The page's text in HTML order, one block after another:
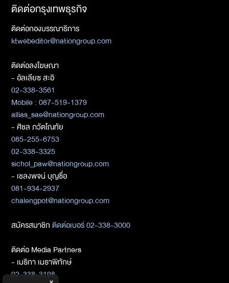
ติดต่อกรุงเทพธุรกิจ
ติดต่อกองบรรณาธิการ
ktwebeditor@nationgroup.com
ติดต่อลงโฆษณา
- อัลเลียซ สะอิ
02-338-3561
Mobile : 087-519-1379
allias_sae@nationgroup.com
- ศิชล ภวัตโณทัย
085-255-6753
02-338-3325
sichol_paw@nationgroup.com
- เชลงพจน์ บุญซื่อ
081-934-2937
chalengpot@nationgroup.com
สมัครสมาชิกติดต่อเบอร์ 02-338-3000
ติดต่อ Media Partners
- เมธิกา เมธาพิทักษ์
02-338-3198